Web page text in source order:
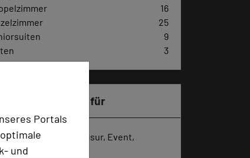
Portals
und
16
25
9
3
geeignet für
Konferenz, Klausur, Event,